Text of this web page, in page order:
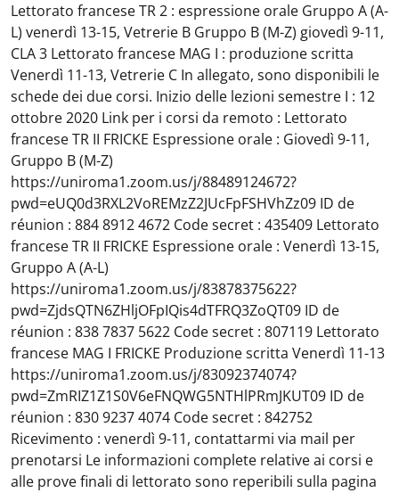
Lettorato francese TR 2 : espressione orale Gruppo A (A-
L) venerdì 13-15, Vetrerie B Gruppo B (M-Z) giovedì 9-11,
CLA 3 Lettorato francese MAG I : produzione scritta
Venerdì 11-13, Vetrerie C In allegato, sono disponibili le
schede dei due corsi. Inizio delle lezioni semestre I : 12
ottobre 2020 Link per i corsi da remoto : Lettorato
francese TR II FRICKE Espressione orale : Giovedì 9-11,
Gruppo B (M-Z)
https://uniroma1.zoom.us/j/88489124672?
pwd=eUQ0d3RXL2VoREMzZ2JUcFpFSHVhZz09 ID de
réunion : 884 8912 4672 Code secret : 435409 Lettorato
francese TR II FRICKE Espressione orale : Venerdì 13-15,
Gruppo A (A-L)
https://uniroma1.zoom.us/j/83878375622?
pwd=ZjdsQTN6ZHljOFpIQis4dTFRQ3ZoQT09 ID de
réunion : 838 7837 5622 Code secret : 807119 Lettorato
francese MAG I FRICKE Produzione scritta Venerdì 11-13
https://uniroma1.zoom.us/j/83092374074?
pwd=ZmRIZ1Z1S0V6eFNQWG5NTHlPRmJKUT09 ID de
réunion : 830 9237 4074 Code secret : 842752
Ricevimento : venerdì 9-11, contattarmi via mail per
prenotarsi Le informazioni complete relative ai corsi e
alle prove finali di lettorato sono reperibili sulla pagina